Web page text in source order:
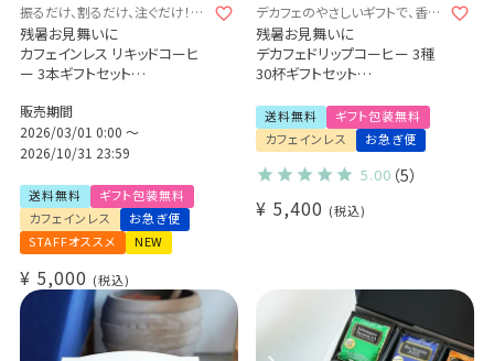
振るだけ、割るだけ、注ぐだけ！リ
キッド3本ギフトセット
残暑お見舞いに
カフェインレス リキッドコーヒ
ー 3本ギフトセット
本
デカフェ オレベース【無糖】1本
デカフェ アイスコーヒー 1本
販売期間
2026/03/01 0:00 〜
2026/10/31 23:59
送料無料
ギフト包装無料
カフェインレス
お急ぎ便
STAFFオススメ
NEW
¥ 5,000 税込
デカフェのやさしいギフトで、香り
豊かなじかんを贈ろう。
残暑お見舞いに
デカフェドリップコーヒー 3種
30杯ギフトセット
バリアラビカ10杯
カフェインレス プレゼント 贈り
物
送料無料
ギフト包装無料
カフェインレス
お急ぎ便
5.00 （5）
¥ 5,400 税込